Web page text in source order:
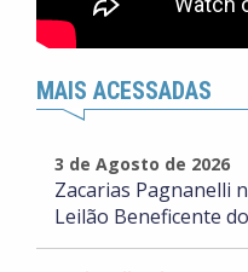
MAIS ACESSADAS
3 de Agosto de 2026
Zacarias Pagnanelli
Leilão Beneficente